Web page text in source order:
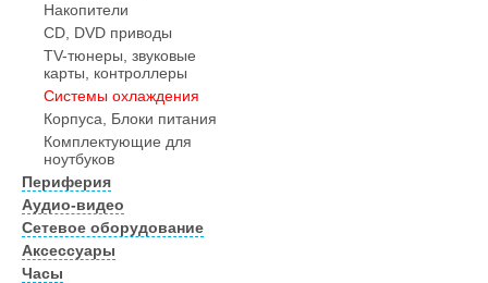
Накопители
CD, DVD приводы
TV-тюнеры, звуковые
карты, контроллеры
Системы охлаждения
Корпуса, Блоки питания
Комплектующие для
ноутбуков
Периферия
Аудио-видео
Сетевое оборудование
Аксессуары
Часы